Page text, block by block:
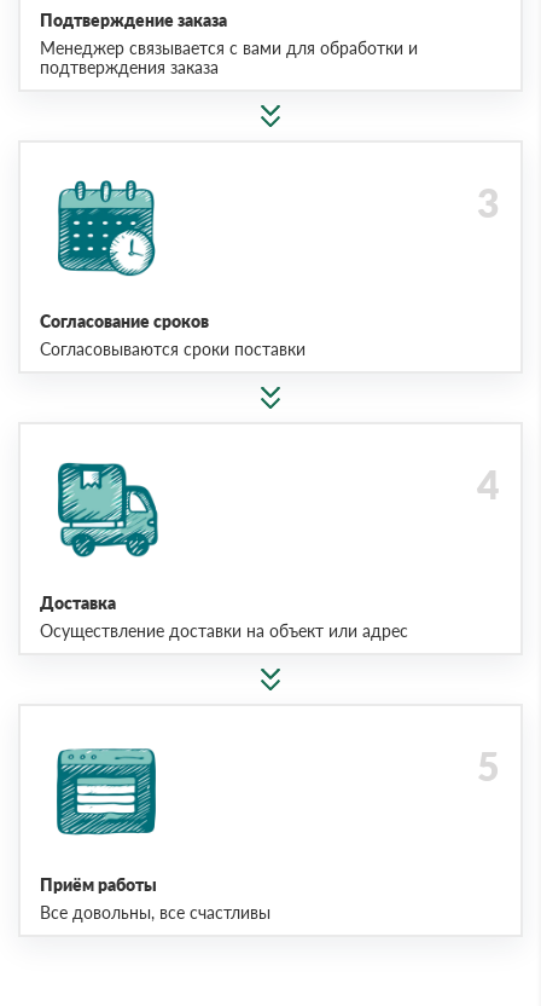
Подтверждение заказа
Менеджер связывается с вами для обработки и
подтверждения заказа
Согласование сроков
Согласовываются сроки поставки
Доставка
Осуществление доставки на объект или адрес
Приём работы
Все довольны, все счастливы